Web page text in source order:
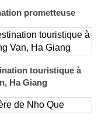
prometteuse
touristique à
Ha Giang